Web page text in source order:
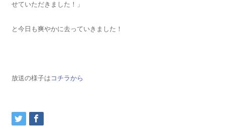
せていただきました！」
と今日も爽やかに去っていきました！
放送の様子は コチラから